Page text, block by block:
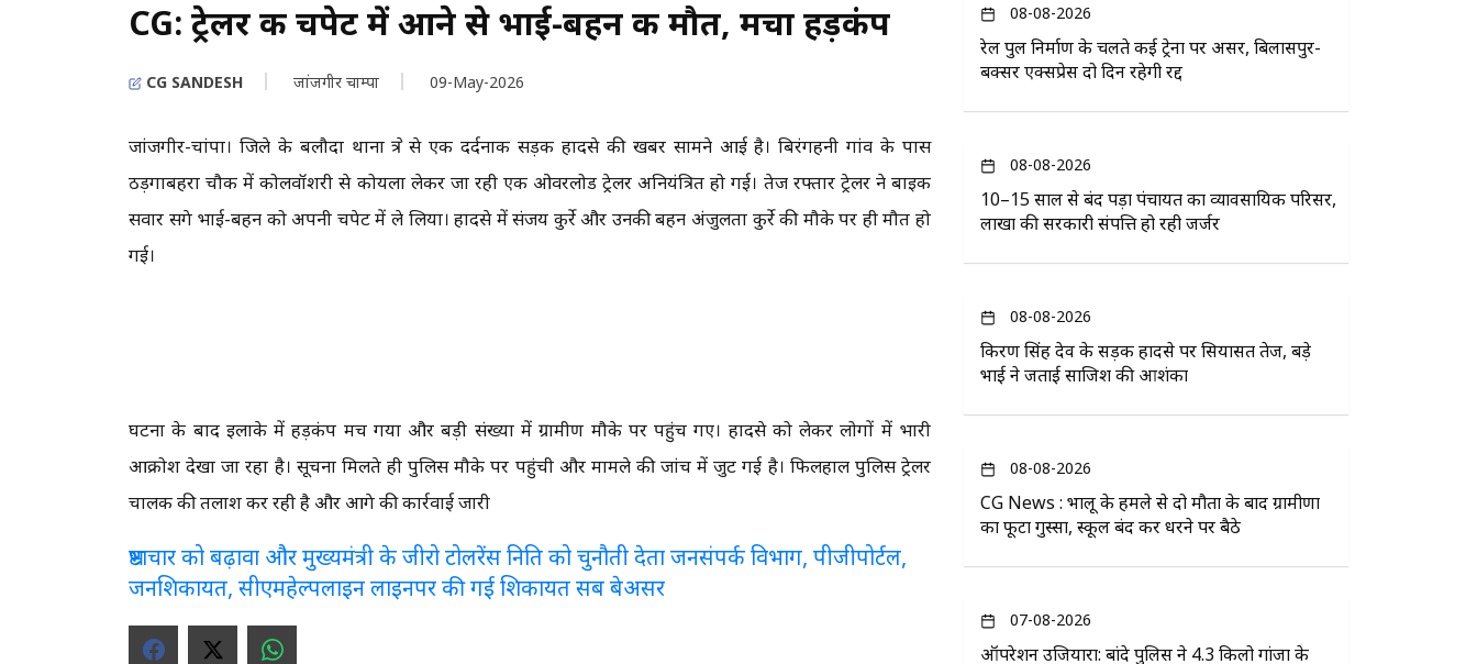
CG: ट्रेलर की चपेट में आने से भाई-बहन की मौत, मचा हड़कंप
CG SANDESH जांजगीर चाम्पा 09-May-2026
जांजगीर-चांपा। जिले के बलौदा थाना क्षेत्र से एक दर्दनाक सड़क हादसे की खबर सामने आई है। बिरंगहनी गांव के पास
ठड़गाबहरा चौक में कोलवॉशरी से कोयला लेकर जा रही एक ओवरलोड ट्रेलर अनियंत्रित हो गई। तेज रफ्तार ट्रेलर ने बाइक
सवार सगे भाई-बहन को अपनी चपेट में ले लिया। हादसे में संजय कुर्रे और उनकी बहन अंजुलता कुर्रे की मौके पर ही मौत हो
गई।
घटना के बाद इलाके में हड़कंप मच गया और बड़ी संख्या में ग्रामीण मौके पर पहुंच गए। हादसे को लेकर लोगों में भारी
आक्रोश देखा जा रहा है। सूचना मिलते ही पुलिस मौके पर पहुंची और मामले की जांच में जुट गई है। फिलहाल पुलिस ट्रेलर
चालक की तलाश कर रही है और आगे की कार्रवाई जारी
भ्रष्टाचार को बढ़ावा और मुख्यमंत्री के जीरो टोलरेंस निति को चुनौती देता जनसंपर्क विभाग, पीजीपोर्टल,
जनशिकायत, सीएमहेल्पलाइन लाइनपर की गई शिकायत सब बेअसर
08-08-2026
रेल पुल निर्माण के चलते कई ट्रेनों पर असर, बिलासपुर-
बक्सर एक्सप्रेस दो दिन रहेगी रद्द
08-08-2026
10–15 साल से बंद पड़ा पंचायत का व्यावसायिक परिसर,
लाखों की सरकारी संपत्ति हो रही जर्जर
08-08-2026
किरण सिंह देव के सड़क हादसे पर सियासत तेज, बड़े
भाई ने जताई साजिश की आशंका
08-08-2026
CG News : भालू के हमले से दो मौतों के बाद ग्रामीणों
का फूटा गुस्सा, स्कूल बंद कर धरने पर बैठे
07-08-2026
ऑपरेशन उजियारा: बांदे पुलिस ने 4.3 किलो गांजा के